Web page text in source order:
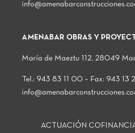
AMENABAR OBRAS Y
María de Maeztu 112, 28049
Tel.: 943 83 11 00 – Fax: 943 13
ACTUACIÓN